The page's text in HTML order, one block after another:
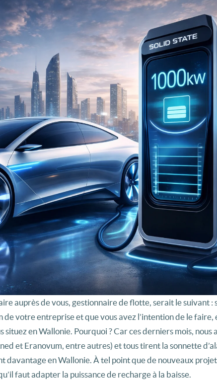
auprès de vous, gestionnaire de flotte, serait le suivant :
de votre entreprise et que vous avez l’intention de le faire,
en Wallonie. Pourquoi ? Car ces derniers mois, nous
et Eranovum, entre autres) et tous tirent la sonnette
davantage en Wallonie. À tel point que de nouveaux
faut adapter la puissance de recharge à la baisse.